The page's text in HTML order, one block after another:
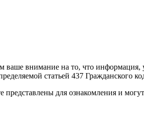
внимание на то, что информация,
статьей 437 Гражданского
представлены для ознакомления и